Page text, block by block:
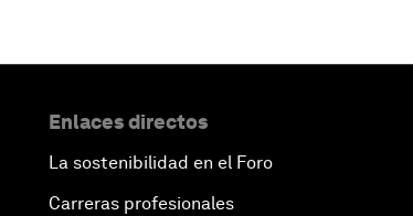
Enlaces directos
La sostenibilidad en el Foro
Carreras profesionales